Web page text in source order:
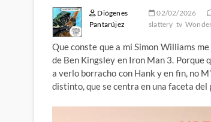
Diógenes
Pantarújez
02/02/2026
slattery tv
Que conste que a mi Simon Williams
de Ben Kingsley en Iron Man 3. Porque
a verlo borracho con Hank y en fin, no
distinto, que se centra en una faceta del